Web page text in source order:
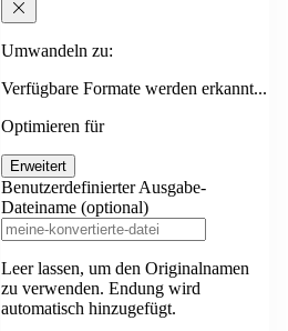
Umwandeln zu:
Verfügbare Formate werden erkannt...
Optimieren für
Erweitert
Benutzerdefinierter Ausgabe-
Dateiname (optional)
Leer lassen, um den Originalnamen
zu verwenden. Endung wird
automatisch hinzugefügt.